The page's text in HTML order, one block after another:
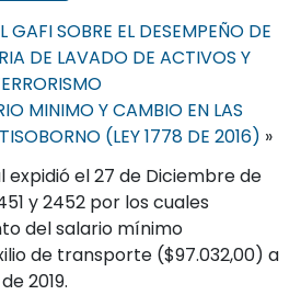
GAFI SOBRE EL DESEMPEÑO DE
DE LAVADO DE ACTIVOS Y
MINIMO Y CAMBIO EN LAS
(LEY 1778 DE 2016) »
expidió el 27 de Diciembre de
y 2452 por los cuales
del salario mínimo
de transporte ($97.032,00) a
2019.